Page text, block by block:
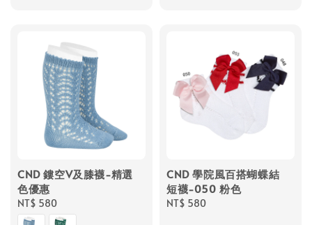
CND 鏤空V及膝襪-精選
色優惠
Regular
price
NT$ 580
CND 學院風百搭蝴蝶結
短襪-050 粉色
Regular
NT$ 580